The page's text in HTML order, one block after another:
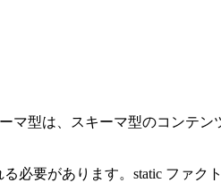
マ型は、スキーマ型のコンテン
必要があります。static ファク